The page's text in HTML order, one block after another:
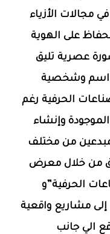
في مجالات الأزياء
على الهوية
عصرية تليق
اسم وشخصية
الحرفية رغم
الموجودة وإنشاء
من مختلف
من خلال معرض
الحرفية”و
إلى مشاريع واقعية
الي جانب